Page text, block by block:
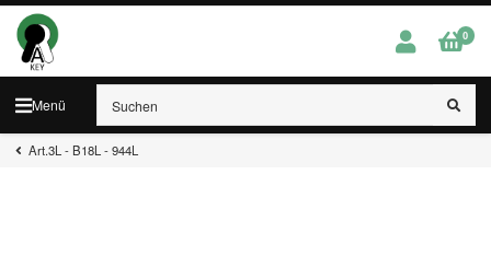
Menü
0
Art.3L - B18L - 944L